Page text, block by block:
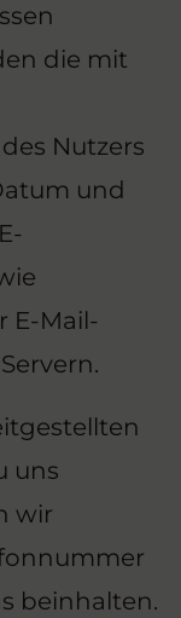
die mit
Nutzers
und
E-Mail-
uns
wir
beinhalten.